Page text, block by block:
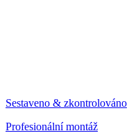
Sestaveno & zkontrolováno
Profesionální montáž